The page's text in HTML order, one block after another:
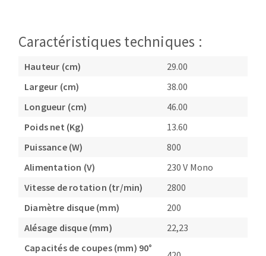
Tables
Fraise HSS
Caractéristiques techniques :
Hauteur (cm)
29.00
Largeur (cm)
38.00
Longueur (cm)
46.00
Poids net (Kg)
13.60
Puissance (W)
800
Alimentation (V)
230 V Mono
Vitesse de rotation (tr/min)
2800
Diamètre disque (mm)
200
Alésage disque (mm)
22,23
Capacités de coupes (mm) 90°